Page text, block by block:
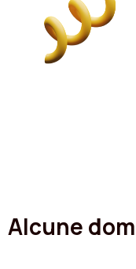
Alcune